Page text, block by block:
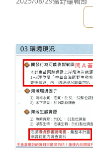
方社區🏫講課對象：國
報，口頭講述⏰講座時
人數：依申請單位安排